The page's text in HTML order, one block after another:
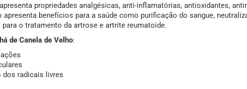
apresenta propriedades analgésicas, anti-inflamatórias, antioxidantes,
apresenta benefícios para a saúde como purificação do sangue,
para o tratamento da artrose e artrite reumatoide.
de Canela de Velho:
dos radicais livres